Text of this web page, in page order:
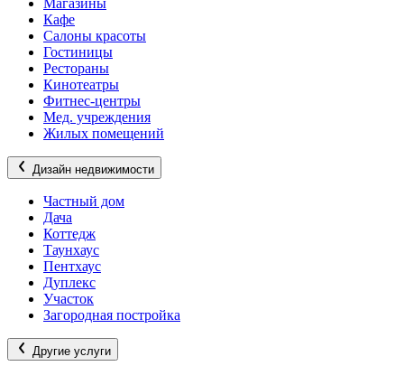
Магазины
Кафе
Салоны красоты
Гостиницы
Рестораны
Кинотеатры
Фитнес-центры
Мед. учреждения
Жилых помещений
Дизайн недвижимости
Частный дом
Дача
Коттедж
Таунхаус
Пентхаус
Дуплекс
Участок
Загородная постройка
Другие услуги